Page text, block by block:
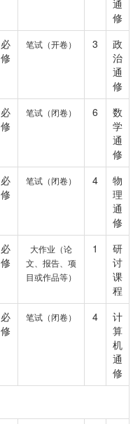
通
修
必
修
笔试（开卷） 3
政
治
通
修
必
修
笔试（闭卷） 6
数
学
通
修
必
修
笔试（闭卷） 4
物
理
通
修
必
修
大作业（论
文、报告、项
目或作品等）
1
研
讨
课
程
必
修
笔试（闭卷） 4
计
算
机
通
修